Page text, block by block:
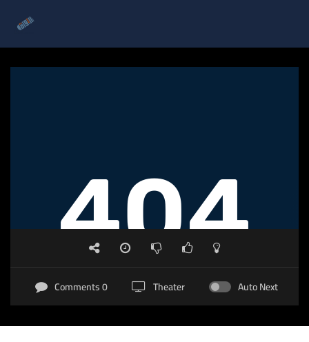
Auto Next
Theater
0 Comments